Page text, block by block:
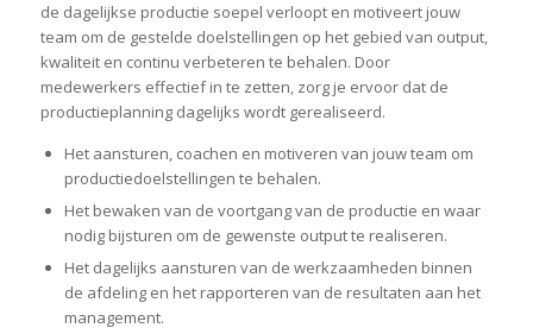
de dagelijkse productie soepel verloopt en motiveert jouw
team om de gestelde doelstellingen op het gebied van output,
kwaliteit en continu verbeteren te behalen. Door
medewerkers effectief in te zetten, zorg je ervoor dat de
productieplanning dagelijks wordt gerealiseerd.
Het aansturen, coachen en motiveren van jouw team om
productiedoelstellingen te behalen.
Het bewaken van de voortgang van de productie en waar
nodig bijsturen om de gewenste output te realiseren.
Het dagelijks aansturen van de werkzaamheden binnen
de afdeling en het rapporteren van de resultaten aan het
management.